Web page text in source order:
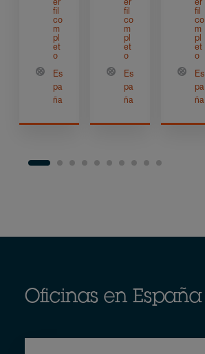
fil
co
m
pl
et
o
Es
pa
ña
fil
co
m
pl
et
o
Es
pa
ña
fil
co
m
pl
et
o
Es
pa
ña
Oficinas en España